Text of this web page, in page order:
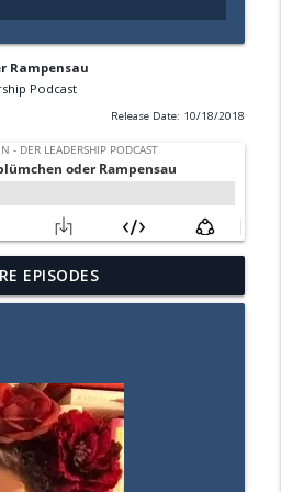
Rampensau
Podcast
Release Date: 10/18/2018
Die verborgene Gefahr
info_outline
der Leichtigkeit Großes
Leadership Podcast
Führungskräfte in Krisen
EPISODES